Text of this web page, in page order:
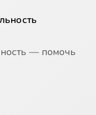
— помочь